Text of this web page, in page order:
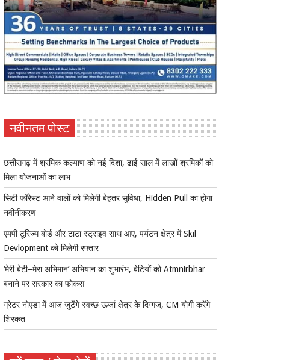
नवीनतम पोस्ट
छत्तीसगढ़ में श्रमिक कल्याण को नई दिशा, ढाई साल में लाखों श्रमिकों को
मिला योजनाओं का लाभ
सिटी फॉरेस्ट आने वालों को मिलेगी बेहतर सुविधा, Hidden Pull का होगा
नवीनीकरण
एमपी टूरिज्म बोर्ड और टाटा स्ट्राइव साथ आए, पर्यटन क्षेत्र में Skil
Devlopment को मिलेगी रफ्तार
‘मेरी बेटी–मेरा अभिमान’ अभियान का शुभारंभ, बेटियों को Atmnirbhar
बनाने पर सरकार का फोकस
ग्रेटर नोएडा में आज जुटेंगे स्वच्छ ऊर्जा क्षेत्र के दिग्गज, CM योगी करेंगे
शिरकत